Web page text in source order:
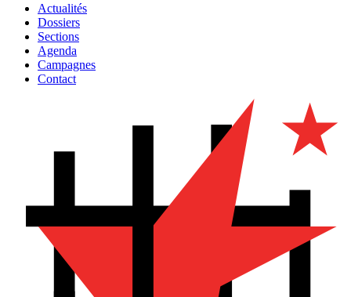
Actualités
Dossiers
Sections
Agenda
Campagnes
Contact